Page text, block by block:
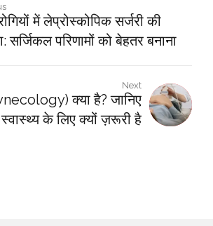
में लेप्रोस्कोपिक सर्जरी की
सर्जिकल परिणामों को बेहतर बनाना
Next
क्या है? जानिए
के लिए क्यों ज़रूरी है